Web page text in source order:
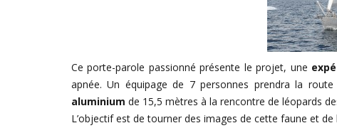
Ce porte-parole passionné présente le projet, une
apnée. Un équipage de 7 personnes prendra la
aluminium de 15,5 mètres à la rencontre de léopards
L’objectif est de tourner des images de cette faune et